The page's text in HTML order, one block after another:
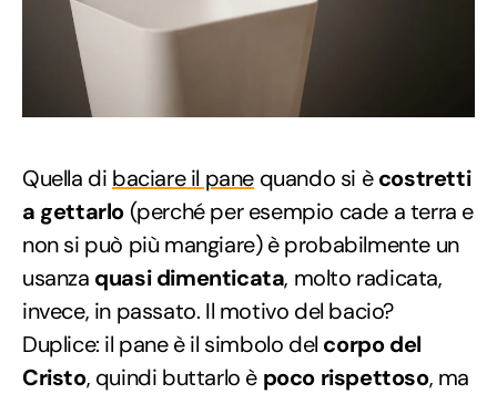
Quella di baciare il pane quando si ècostretti
a gettarlo (perché per esempio cade a terra e
non si può più mangiare) è probabilmente un
usanza quasi dimenticata, molto radicata,
invece, in passato. Il motivo del bacio?
Duplice: il pane è il simbolo del corpo del
Cristo, quindi buttarlo è poco rispettoso, ma